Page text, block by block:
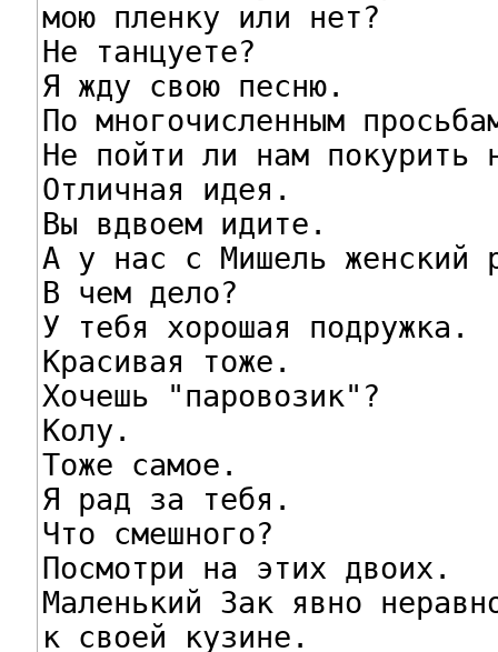
мою пленку или нет?
Не танцуете?
Я жду свою песню.
По многочисленным
Не пойти ли нам покурить
Отличная идея.
Вы вдвоем идите.
А у нас с Мишель женский
В чем дело?
У тебя хорошая подружка.
Красивая тоже.
Хочешь "паровозик"?
Колу.
Тоже самое.
Я рад за тебя.
Что смешного?
Посмотри на этих двоих.
Маленький Зак явно